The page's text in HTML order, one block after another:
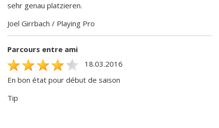
sehr genau platzieren.
Joel Girrbach / Playing Pro
Parcours entre ami
18.03.2016
En bon état pour début de saison
Tip